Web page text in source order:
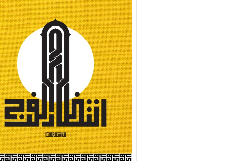
#نداء_الأنبياء
#شجرة_النبوة
#وأنا_على_دين_محم...
#بأمانة_موسى_بن_ج...
#إيران_حرم_فاطمة ...